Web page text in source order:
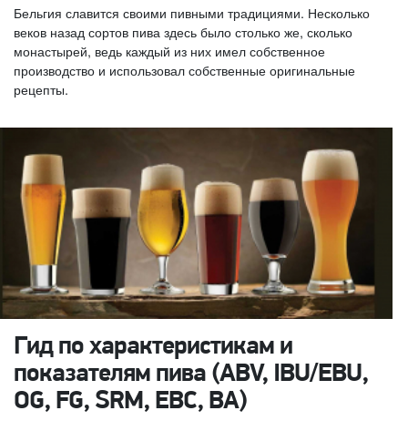
Бельгия славится своими пивными традициями. Несколько
веков назад сортов пива здесь было столько же, сколько
монастырей, ведь каждый из них имел собственное
производство и использовал собственные оригинальные
рецепты.
Гид по характеристикам и
показателям пива (ABV, IBU/EBU,
OG, FG, SRM, EBC, BA)